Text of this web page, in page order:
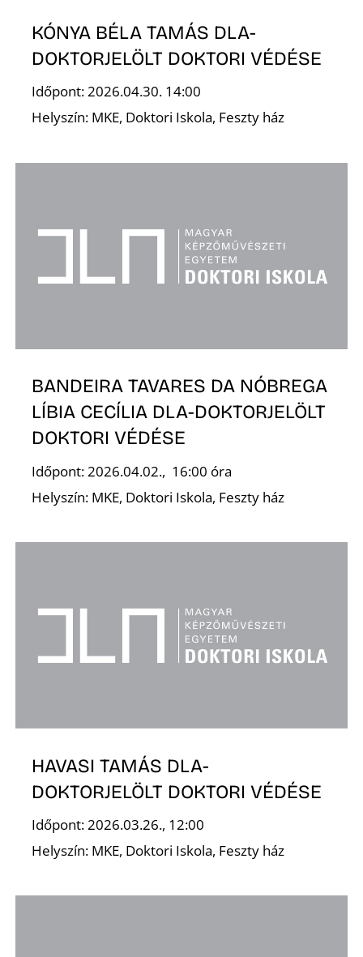
KÓNYA BÉLA TAMÁS DLA-
DOKTORJELÖLT DOKTORI VÉDÉSE
Időpont: 2026.04.30. 14:00
Helyszín: MKE, Doktori Iskola, Feszty ház
BANDEIRA TAVARES DA NÓBREGA
LÍBIA CECÍLIA DLA-DOKTORJELÖLT
DOKTORI VÉDÉSE
Időpont: 2026.04.02., 16:00 óra
Helyszín: MKE, Doktori Iskola, Feszty ház
HAVASI TAMÁS DLA-
DOKTORJELÖLT DOKTORI VÉDÉSE
Időpont: 2026.03.26., 12:00
Helyszín: MKE, Doktori Iskola, Feszty ház